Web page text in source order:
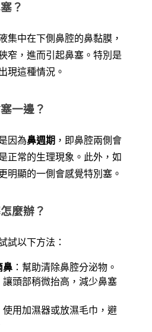
？
集中在下側鼻腔的鼻黏膜，
窄，進而引起鼻塞。特別是
現這種情況。
一邊？
因為鼻週期 ，即鼻腔兩側會
正常的生理現象。此外，如
明顯的一側會感覺特別塞。
麼辦？
試以下方法：
鼻 ：幫助清除鼻腔分泌物。
讓頭部稍微抬高，減少鼻塞
使用加濕器或放濕毛巾，避